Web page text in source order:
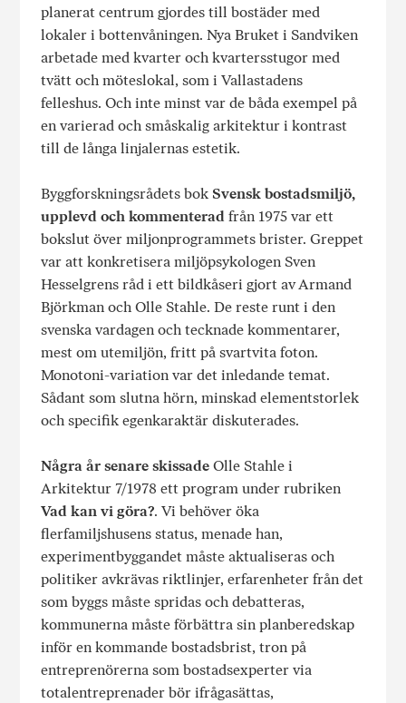
planerat centrum gjordes till bostäder med
lokaler i bottenvåningen. Nya Bruket i Sandviken
arbetade med kvarter och kvartersstugor med
tvätt och möteslokal, som i Vallastadens
felleshus. Och inte minst var de båda exempel på
en varierad och småskalig arkitektur i kontrast
till de långa linjalernas estetik.
Byggforskningsrådets bok Svensk bostadsmiljö,
upplevd och kommenteradfrån 1975 var ett
bokslut över miljonprogrammets brister. Greppet
var att konkretisera miljöpsykologen Sven
Hesselgrens råd i ett bildkåseri gjort av Armand
Björkman och Olle Stahle. De reste runt i den
svenska vardagen och tecknade kommentarer,
mest om utemiljön, fritt på svartvita foton.
Monotoni-variation var det inledande temat.
Sådant som slutna hörn, minskad elementstorlek
och specifik egenkaraktär diskuterades.
Några år senare skissadeOlle Stahle i
Arkitektur 7/1978 ett program under rubriken
Vad kan vi göra?. Vi behöver öka
flerfamiljshusens status, menade han,
experimentbyggandet måste aktualiseras och
politiker avkrävas riktlinjer, erfarenheter från det
som byggs måste spridas och debatteras,
kommunerna måste förbättra sin planberedskap
inför en kommande bostadsbrist, tron på
entreprenörerna som bostadsexperter via
totalentreprenader bör ifrågasättas,